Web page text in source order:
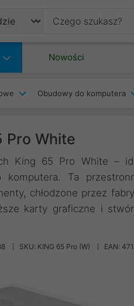
Nowości
Obudowy do komputera
Pro White
King 65 Pro White –
komputera. Ta
chłodzone przez
karty graficzne i
SKU: KING 65 Pro (W) EAN: